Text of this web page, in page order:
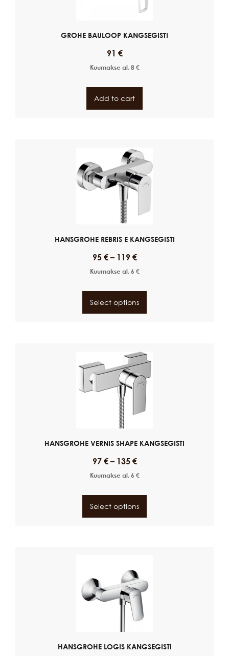
GROHE BAULOOP KANGSEGISTI
91 €
Kuumakse al. 8 €
Add to cart
HANSGROHE REBRIS E KANGSEGISTI
95 €– 119 €
Kuumakse al. 6 €
Select options
HANSGROHE VERNIS SHAPE KANGSEGISTI
97 €– 135 €
Kuumakse al. 6 €
Select options
HANSGROHE LOGIS KANGSEGISTI